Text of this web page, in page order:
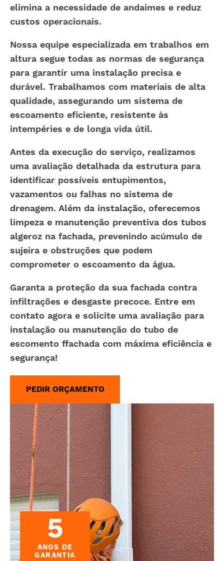
elimina a necessidade de andaimes e reduz
custos operacionais.
Nossa equipe especializada em trabalhos em
altura segue todas as normas de segurança
para garantir uma instalação precisa e
durável. Trabalhamos com materiais de alta
qualidade, assegurando um sistema de
escoamento eficiente, resistente às
intempéries e de longa vida útil.
Antes da execução do serviço, realizamos
uma avaliação detalhada da estrutura para
identificar possíveis entupimentos,
vazamentos ou falhas no sistema de
drenagem. Além da instalação, oferecemos
limpeza e manutenção preventiva dos tubos
algeroz na fachada, prevenindo acúmulo de
sujeira e obstruções que podem
comprometer o escoamento da água.
Garanta a proteção da sua fachada contra
infiltrações e desgaste precoce. Entre em
contato agora e solicite uma avaliação para
instalação ou manutenção do tubo de
escomento ffachada com máxima eficiência e
segurança!
PEDIR ORÇAMENTO
5
ANOS DE
GARANTIA